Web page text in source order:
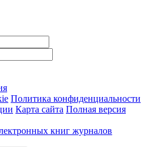
Политика конфиденциальности
Карта сайта Полная версия
книг журналов